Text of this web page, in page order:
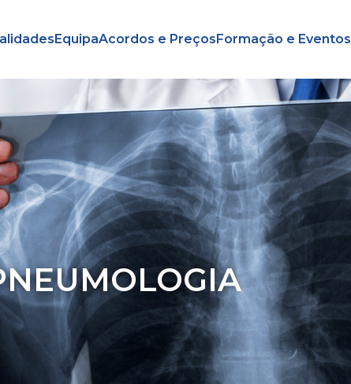
EquipaAcordos e PreçosFormação e Eventos